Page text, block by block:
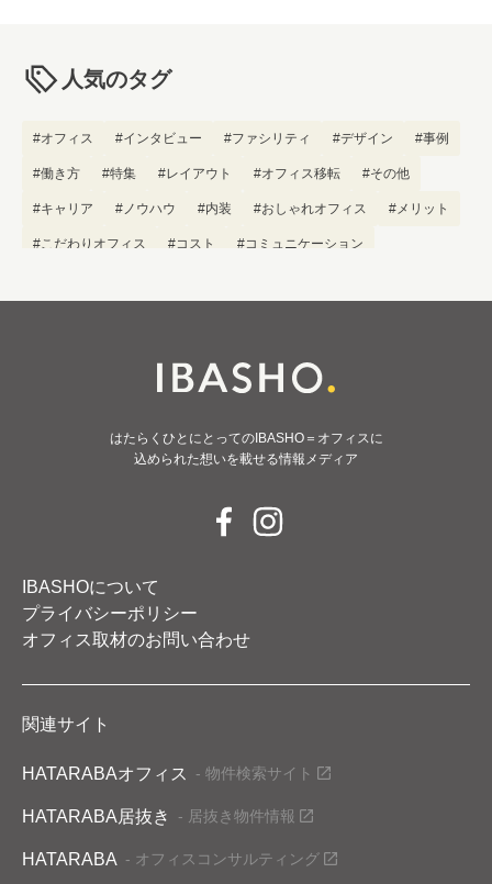
人気のタグ
#オフィス #インタビュー #ファシリティ #デザイン #事例
#働き方 #特集 #レイアウト #オフィス移転 #その他
#キャリア #ノウハウ #内装 #おしゃれオフィス #メリット
#こだわりオフィス #コスト #コミュニケーション
はたらくひとにとってのIBASHO＝オフィスに
込められた想いを載せる情報メディア
IBASHOについて
プライバシーポリシー
オフィス取材のお問い合わせ
関連サイト
HATARABAオフィス - 物件検索サイト
HATARABA居抜き - 居抜き物件情報
HATARABA - オフィスコンサルティング